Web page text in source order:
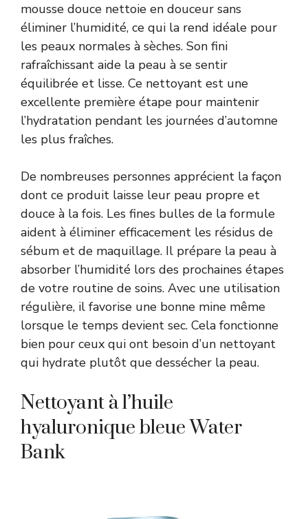
mousse douce nettoie en douceur sans
éliminer l’humidité, ce qui la rend idéale pour
les peaux normales à sèches. Son fini
rafraîchissant aide la peau à se sentir
équilibrée et lisse. Ce nettoyant est une
excellente première étape pour maintenir
l’hydratation pendant les journées d’automne
les plus fraîches.
De nombreuses personnes apprécient la façon
dont ce produit laisse leur peau propre et
douce à la fois. Les fines bulles de la formule
aident à éliminer efficacement les résidus de
sébum et de maquillage. Il prépare la peau à
absorber l’humidité lors des prochaines étapes
de votre routine de soins. Avec une utilisation
régulière, il favorise une bonne mine même
lorsque le temps devient sec. Cela fonctionne
bien pour ceux qui ont besoin d’un nettoyant
qui hydrate plutôt que dessécher la peau.
Nettoyant à l’huile
hyaluronique bleue Water
Bank